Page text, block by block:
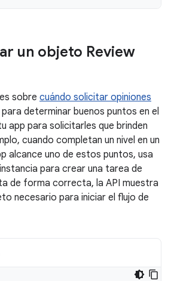
un objeto Review
sobre cuándo solicitar opiniones
para determinar buenos puntos en el
app para solicitarles que brinden
cuando completan un nivel en un
alcance uno de estos puntos, usa
instancia para crear una tarea de
de forma correcta, la API muestra
necesario para iniciar el flujo de